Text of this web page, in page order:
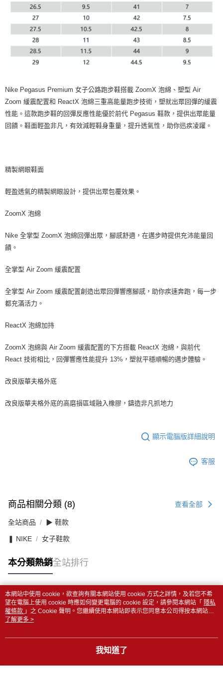
Nike Pegasus Premium 女子公路跑步鞋搭載 ZoomX 泡綿、塑型 Air
Zoom 緩震配置和 ReactX 泡綿三重高能量跑步技術，塑就出眾回彈的緩震
性能。這款跑步鞋的回彈反應性能優於前代 Pegasus 鞋款，提供出眾能量
回饋。鞋面輕盈非凡，有效減輕鞋身重量，提升透氣性，助你迅疾凌躍。
精製網眼鞋面
輕盈透氣的精製網眼設計，提供出眾包覆效果。
ZoomX 泡綿
Nike 全掌型 ZoomX 泡綿回彈出眾，腳感舒適，在邁步時提供充沛能量回
饋。
全掌型 Air Zoom 緩震配置
全掌型 Air Zoom 緩震配置創造出眾回彈響應腳感，助你疾速奔跑，每一步
都充滿活力。
ReactX 泡綿加持
ZoomX 泡綿與 Air Zoom 緩震配置的下方搭載 ReactX 泡綿，與前代
React 技術相比，回彈響應性能提升 13%，塑就平穩順暢的邁步體驗。
改良版華夫格外底
改良版華夫格外底的高磨損區域融入橡膠，鑄造非凡抓地力
顯示電腦版詳細說明
客服
商品相關分類 (8) 查看全部
全站商品 ▶ 鞋款
❚ NIKE 女子鞋款
本分類熱銷全站排行
熱門標籤
本網站中使用 cookie，欲查詢有關本網站使用 cookie 方式之詳情，及若您不希
望在電腦上使用 cookie 時應如何變更電腦的 cookie 設定，請參閱本網站「 隱私
權條款 」之 Cookie 聲明。您繼續使用本網站即表示您同意本公司得按本網站使
用條款之 Cookie 聲明使用 cookie。
了解更多 >
我知道了